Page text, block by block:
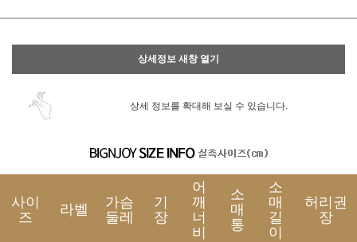
상세정보 새창 열기
상세 정보를 확대해 보실 수 있습니다.
사이
즈
라벨
가슴
둘레
기
장
어
깨
너
비
소
매
통
소
매
길
이
허리권
장